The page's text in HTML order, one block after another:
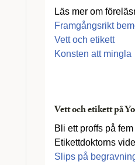
Läs mer om
Framgångsrikt
Vett och etikett
Konsten att mingla
Vett och etikett på
Bli ett proffs på
Etikettdoktorns
Slips på